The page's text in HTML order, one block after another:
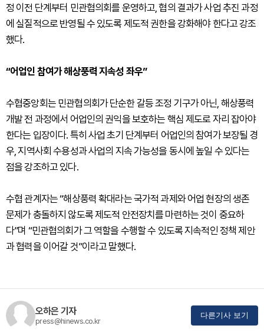
정 이전 단계부터 민관협의회를 운영하고, 협의 결과가 사업 추진 과정
에 실질적으로 반영될 수 있도록 제도적 권한을 강화해야 한다고 강조
했다.
“어업인 참여가 해상풍력 지속성 좌우”
수협중앙회는 민관협의회가 단순한 갈등 조정 기구가 아닌, 해상풍력
개발 전 과정에서 어업인의 권익을 보호하는 핵심 제도로 자리 잡아야
한다는 입장이다. 특히 사업 초기 단계부터 어업인의 참여가 보장될 경
우, 지역사회 수용성과 사업의 지속 가능성을 동시에 높일 수 있다는
점을 강조하고 있다.
수협 관계자는 “해상풍력 확대라는 국가적 과제와 어업 현장의 생존
문제가 충돌하지 않도록 제도적 안전장치를 마련하는 것이 중요하
다”며 “민관협의회가 그 역할을 수행할 수 있도록 지속적인 정책 제안
과 협력을 이어갈 것”이라고 말했다.
오하은 기자
press@hinews.co.kr
다른기사 보기